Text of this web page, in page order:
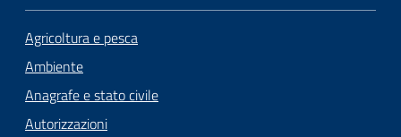
Agricoltura e pesca
Ambiente
Anagrafe e stato civile
Autorizzazioni